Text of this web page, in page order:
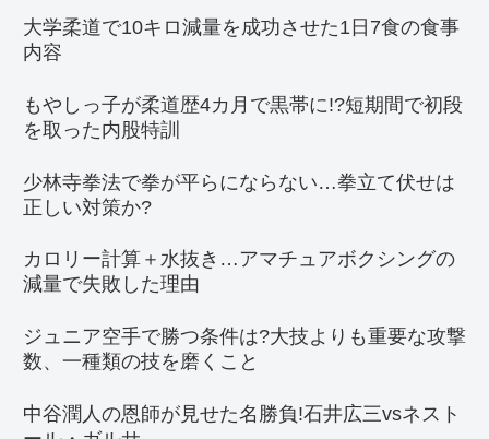
大学柔道で10キロ減量を成功させた1日7食の食事
内容
もやしっ子が柔道歴4カ月で黒帯に!?短期間で初段
を取った内股特訓
少林寺拳法で拳が平らにならない…拳立て伏せは
正しい対策か?
カロリー計算＋水抜き…アマチュアボクシングの
減量で失敗した理由
ジュニア空手で勝つ条件は?大技よりも重要な攻撃
数、一種類の技を磨くこと
中谷潤人の恩師が見せた名勝負!石井広三vsネスト